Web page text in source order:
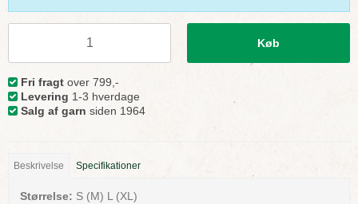
Køb
Fri fragt over 799,-
Levering 1-3 hverdage
Salg af garn siden 1964
Beskrivelse Specifikationer
Størrelse: S (M) L (XL)